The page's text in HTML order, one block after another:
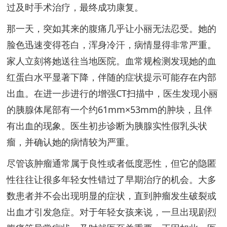
过及时手术治疗，最终成功康复。
那一天，突如其来的腹痛几乎让小丽无法忍受。她的
脸色迅速变得苍白，浑身冷汗，病情显得非常严重。
家人立刻将她送往当地医院。血常规检测发现她的血
红蛋白水平显著下降，伴随的症状提示可能存在内部
出血。在进一步进行的增强CT扫描中，医生发现小丽
的胰腺体尾部有一个约61mm×53mm的肿块，且伴
有出血的现象。医生初步诊断为胰腺实性假乳头状
瘤，并确认她的病情较为严重。
尽管该肿瘤通常属于良性或者低度恶性，但它的隐匿
性往往让很多年轻女性错过了早期治疗的机会。大多
数患者并不会出现明显的症状，直到肿瘤发生破裂或
出血才引发急症。对于年轻女孩来说，一旦出现剧烈